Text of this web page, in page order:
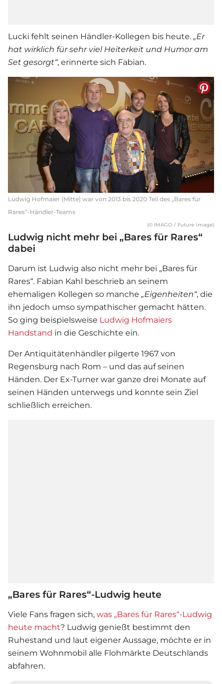
Lucki fehlt seinen Händler-Kollegen bis heute. „Er
hat wirklich für sehr viel Heiterkeit und Humor am
Set gesorgt“, erinnerte sich Fabian.
Ludwig Hofmaier (Mitte) war von 2013 bis 2020 Teil des „Bares für
Rares”-Händler-Teams
(© IMAGO / Future Image)
Ludwig nicht mehr bei „Bares für Rares“
dabei
Darum ist Ludwig also nicht mehr bei „Bares für
Rares“. Fabian Kahl beschrieb an seinem
ehemaligen Kollegen so manche „Eigenheiten“, die
ihn jedoch umso sympathischer gemacht hätten.
So ging beispielsweise Ludwig Hofmaiers
Handstand in die Geschichte ein.
Der Antiquitätenhändler pilgerte 1967 von
Regensburg nach Rom – und das auf seinen
Händen. Der Ex-Turner war ganze drei Monate auf
seinen Händen unterwegs und konnte sein Ziel
schließlich erreichen.
„Bares für Rares“-Ludwig heute
Viele Fans fragen sich, was „Bares für Rares“-Ludwig
heute macht? Ludwig genießt bestimmt den
Ruhestand und laut eigener Aussage, möchte er in
seinem Wohnmobil alle Flohmärkte Deutschlands
abfahren.